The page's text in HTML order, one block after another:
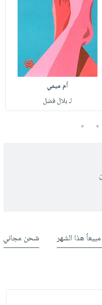
أم ميمي
لـ بلال فضل
4
5
مبيعاً هذا الشهر شحن مجاني